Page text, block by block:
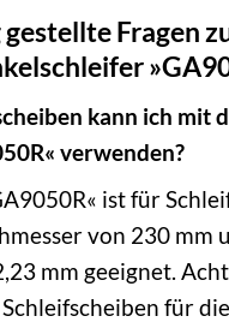
gestellte Fragen
kann ich mit
verwenden?
ist für
von 230 mm
mm geeignet.
für die